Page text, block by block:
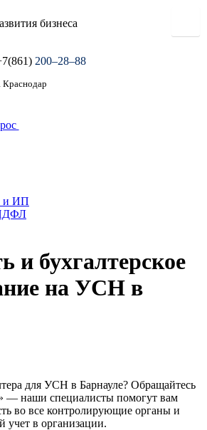
бизнеса
200‒28‒88
Краснодар
и ИП
и бухгалтерское
на УСН в
для УСН в Барнауле? Обращайтесь
— наши специалисты помогут вам
во все контролирующие органы и
учет в организации.